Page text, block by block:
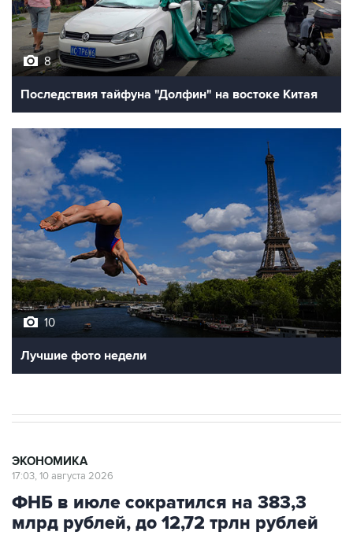
8
Последствия тайфуна "Долфин" на востоке Китая
10
Лучшие фото недели
ЭКОНОМИКА
17:03, 10 августа 2026
ФНБ в июле сократился на 383,3
млрд рублей, до 12,72 трлн рублей